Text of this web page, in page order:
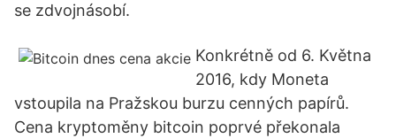
se zdvojnásobí.
Konkrétně od 6. Května
2016, kdy Moneta
vstoupila na Pražskou burzu cenných papírů.
Cena kryptoměny bitcoin poprvé překonala